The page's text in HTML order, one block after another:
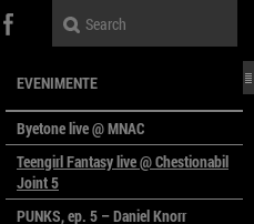
EVENIMENTE
Byetone live @ MNAC
Teengirl Fantasy live @ Chestionabil
Joint 5
PUNKS, ep. 5 – Daniel Knorr